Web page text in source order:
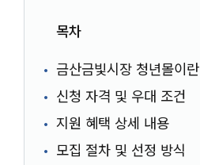
목차
금산금빛시장 청년몰이란
신청 자격 및 우대 조건
지원 혜택 상세 내용
모집 절차 및 선정 방식